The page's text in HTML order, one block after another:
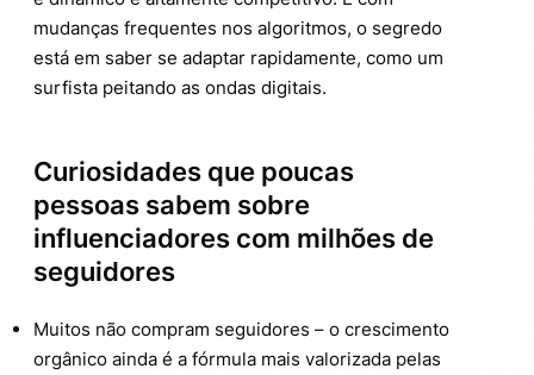
mudanças frequentes nos algoritmos, o segredo
está em saber se adaptar rapidamente, como um
surfista peitando as ondas digitais.
Curiosidades que poucas
pessoas sabem sobre
influenciadores com milhões de
seguidores
Muitos não compram seguidores – o crescimento
orgânico ainda é a fórmula mais valorizada pelas